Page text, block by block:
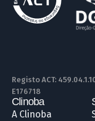
Registo ACT:
E176718
Clinoba
A Clinoba